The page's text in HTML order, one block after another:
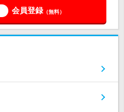
会員登録（無料）